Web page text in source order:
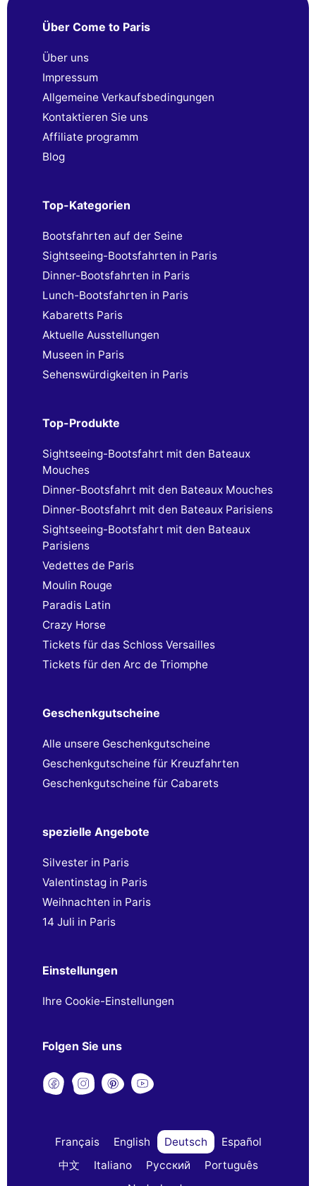
Über Come to Paris
Über uns
Impressum
Allgemeine Verkaufsbedingungen
Kontaktieren Sie uns
Affiliate programm
Blog
Top-Kategorien
Bootsfahrten auf der Seine
Sightseeing-Bootsfahrten in Paris
Dinner-Bootsfahrten in Paris
Lunch-Bootsfahrten in Paris
Kabaretts Paris
Aktuelle Ausstellungen
Museen in Paris
Sehenswürdigkeiten in Paris
Top-Produkte
Sightseeing-Bootsfahrt mit den Bateaux
Mouches
Dinner-Bootsfahrt mit den Bateaux Mouches
Dinner-Bootsfahrt mit den Bateaux Parisiens
Sightseeing-Bootsfahrt mit den Bateaux
Parisiens
Vedettes de Paris
Moulin Rouge
Paradis Latin
Crazy Horse
Tickets für das Schloss Versailles
Tickets für den Arc de Triomphe
Geschenkgutscheine
Alle unsere Geschenkgutscheine
Geschenkgutscheine für Kreuzfahrten
Geschenkgutscheine für Cabarets
spezielle Angebote
Silvester in Paris
Valentinstag in Paris
Weihnachten in Paris
14 Juli in Paris
Einstellungen
Ihre Cookie-Einstellungen
Folgen Sie uns
Français English Deutsch
Español
中文
Italiano Русский
Português